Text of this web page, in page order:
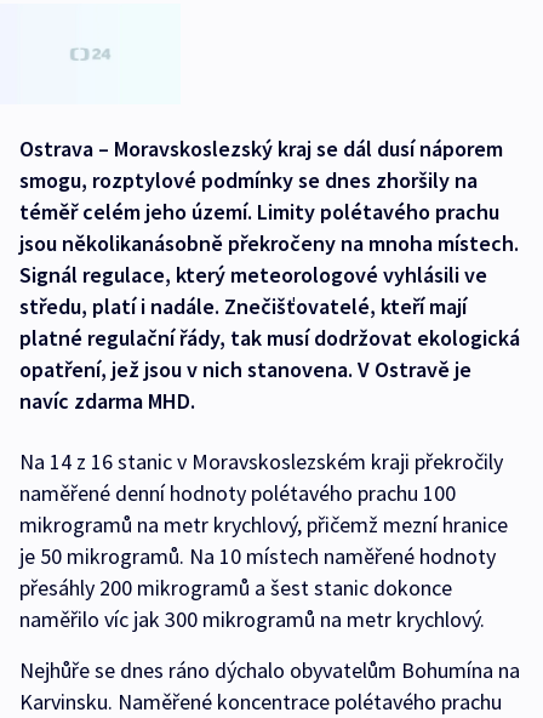
Ostrava – Moravskoslezský kraj se dál dusí náporem
smogu, rozptylové podmínky se dnes zhoršily na
téměř celém jeho území. Limity polétavého prachu
jsou několikanásobně překročeny na mnoha místech.
Signál regulace, který meteorologové vyhlásili ve
středu, platí i nadále. Znečišťovatelé, kteří mají
platné regulační řády, tak musí dodržovat ekologická
opatření, jež jsou v nich stanovena. V Ostravě je
navíc zdarma MHD.
Na 14 z 16 stanic v Moravskoslezském kraji překročily
naměřené denní hodnoty polétavého prachu 100
mikrogramů na metr krychlový, přičemž mezní hranice
je 50 mikrogramů. Na 10 místech naměřené hodnoty
přesáhly 200 mikrogramů a šest stanic dokonce
naměřilo víc jak 300 mikrogramů na metr krychlový.
Nejhůře se dnes ráno dýchalo obyvatelům Bohumína na
Karvinsku. Naměřené koncentrace polétavého prachu